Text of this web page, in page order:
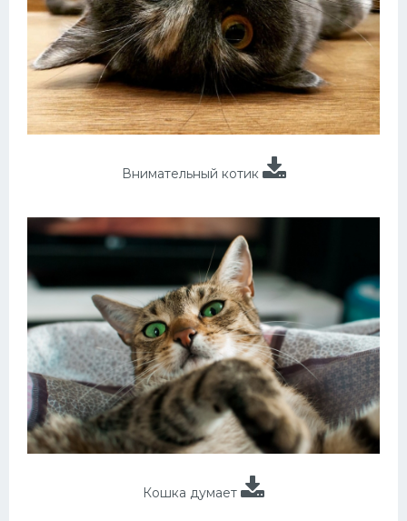
Внимательный котик
Кошка думает